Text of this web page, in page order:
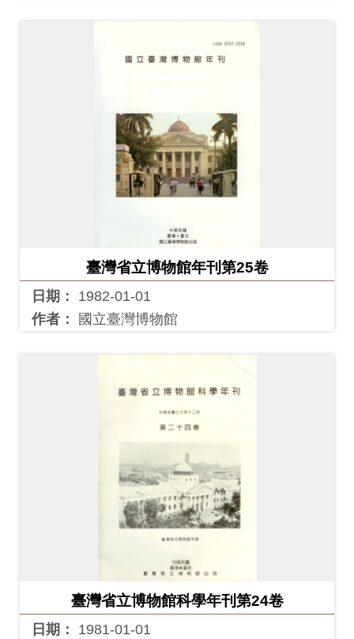
臺灣省立博物館年刊第25卷
日期：
1982-01-01
作者：
國立臺灣博物館
臺灣省立博物館科學年刊第24卷
日期：
1981-01-01